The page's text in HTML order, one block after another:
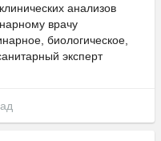
анализов
врачу
биологическое,
эксперт